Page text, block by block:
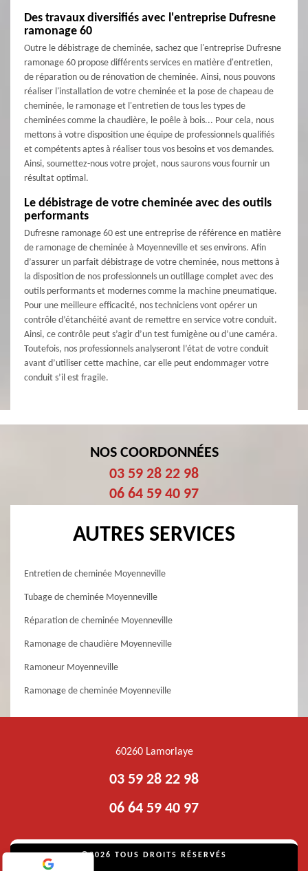
Des travaux diversifiés avec l'entreprise Dufresne
ramonage 60
Outre le débistrage de cheminée, sachez que l'entreprise Dufresne
ramonage 60 propose différents services en matière d'entretien,
de réparation ou de rénovation de cheminée. Ainsi, nous pouvons
réaliser l'installation de votre cheminée et la pose de chapeau de
cheminée, le ramonage et l'entretien de tous les types de
cheminées comme la chaudière, le poêle à bois... Pour cela, nous
mettons à votre disposition une équipe de professionnels qualifiés
et compétents aptes à réaliser tous vos besoins et vos demandes.
Ainsi, soumettez-nous votre projet, nous saurons vous fournir un
résultat optimal.
Le débistrage de votre cheminée avec des outils
performants
Dufresne ramonage 60 est une entreprise de référence en matière
de ramonage de cheminée à Moyenneville et ses environs. Afin
d’assurer un parfait débistrage de votre cheminée, nous mettons à
la disposition de nos professionnels un outillage complet avec des
outils performants et modernes comme la machine pneumatique.
Pour une meilleure efficacité, nos techniciens vont opérer un
contrôle d’étanchéité avant de remettre en service votre conduit.
Ainsi, ce contrôle peut s’agir d’un test fumigène ou d’une caméra.
Toutefois, nos professionnels analyseront l’état de votre conduit
avant d’utiliser cette machine, car elle peut endommager votre
conduit s’il est fragile.
NOS COORDONNÉES
03 59 28 22 98
06 64 59 40 97
AUTRES SERVICES
Entretien de cheminée Moyenneville
Tubage de cheminée Moyenneville
Réparation de cheminée Moyenneville
Ramonage de chaudière Moyenneville
Ramoneur Moyenneville
Ramonage de cheminée Moyenneville
60260 Lamorlaye
03 59 28 22 98
06 64 59 40 97
©2026 TOUS DROITS RÉSERVÉS